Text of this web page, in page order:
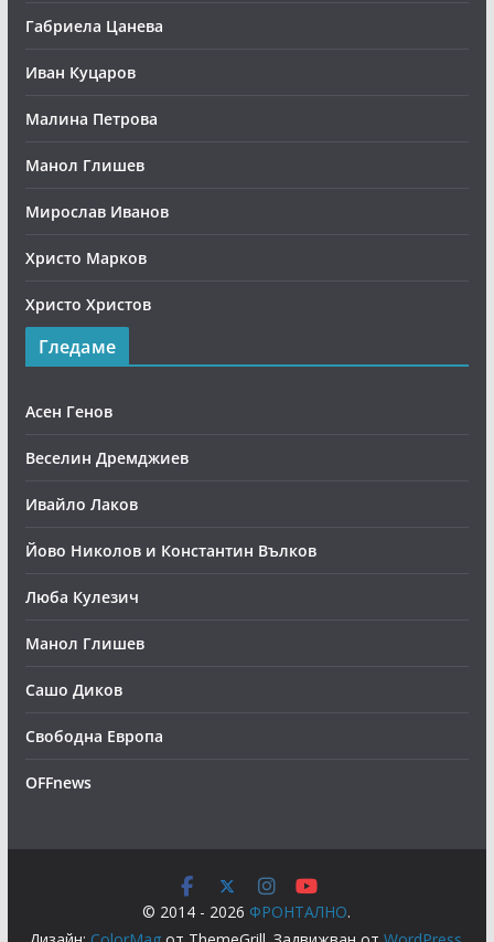
Габриела Цанева
Иван Куцаров
Малина Петрова
Манол Глишев
Мирослав Иванов
Христо Марков
Христо Христов
Гледаме
Асен Генов
Веселин Дремджиев
Ивайло Лаков
Йово Николов и Константин Вълков
Люба Кулезич
Манол Глишев
Сашо Диков
Свободна Европа
OFFnews
© 2014 - 2026 ФРОНТАЛНО.